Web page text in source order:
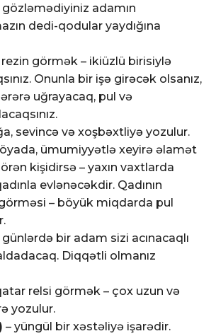
gözləmədiyiniz adamın
dedi-qodular yaydığına
görmək – ikiüzlü birisiylə
Onunla bir işə girəcək olsanız,
uğrayacaq, pul və
sevincə və xoşbəxtliyə yozulur.
ümumiyyətlə xeyirə əlamət
kişidirsə – yaxın vaxtlarda
evlənəcəkdir. Qadının
– böyük miqdarda pul
günlərdə bir adam sizi acınacaqlı
Diqqətli olmanız
relsi görmək – çox uzun və
yozulur.
– yüngül bir xəstəliyə işarədir.